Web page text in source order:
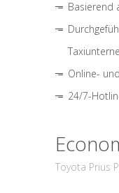
Basierend
Online-
24/7-
Toyota Prius